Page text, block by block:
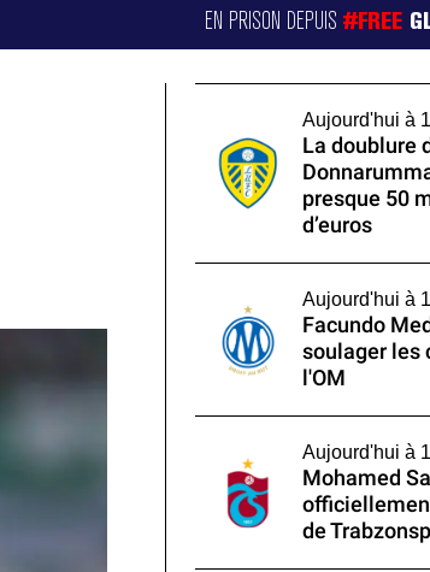
EN PRISON DEPUIS#FREE
Aujourd'hui à
La doublure
presque 50
d’euros
Aujourd'hui à
Facundo
soulager les
l'OM
Aujourd'hui à
Mohamed
de